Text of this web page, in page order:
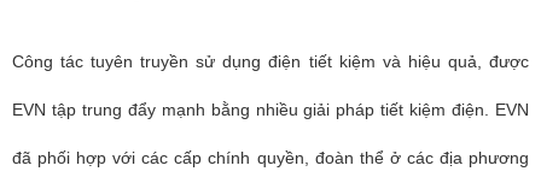
Công tác tuyên truyền sử dụng điện tiết kiệm và hiệu quả, được
EVN tập trung đẩy mạnh bằng nhiều giải pháp tiết kiệm điện. EVN
đã phối hợp với các cấp chính quyền, đoàn thể ở các địa phương